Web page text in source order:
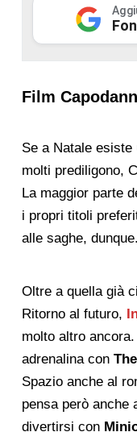
Film
Se a Natale
molti prediligono,
La maggior parte
i propri titoli
alle saghe, dunque.
Oltre a quella già
Ritorno al futuro,
molto altro
adrenalina con
Spazio anche al
pensa però anche
divertirsi con